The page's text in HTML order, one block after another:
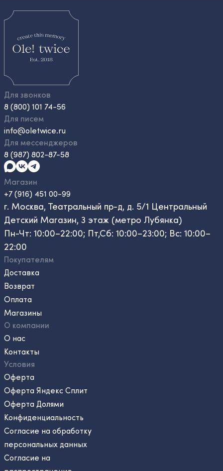
Для звонков
8 (800) 101 74-56
Для писем
info@oletwice.ru
Для мессенджеров
8 (987) 802-87-58
Магазин
+7 (916) 451 00-99
г. Москва, Театральный пр-д, д. 5/1 Центральный
Детский Магазин, 3 этаж (метро Лубянка)
Пн-Чт: 10:00–22:00; Пт,Сб: 10:00–23:00; Вс: 10:00–
22:00
Покупателям
Доставка
Возврат
Оплата
Магазины
О компании
О нас
Контакты
Условия
Оферта
Оферта Яндекс Сплит
Оферта Долями
Конфиденциальность
Согласие на обработку
персональных данных
Согласие на